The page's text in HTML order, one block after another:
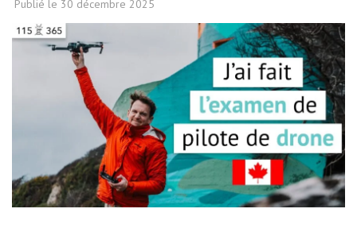
Publié le 30 décembre 2025